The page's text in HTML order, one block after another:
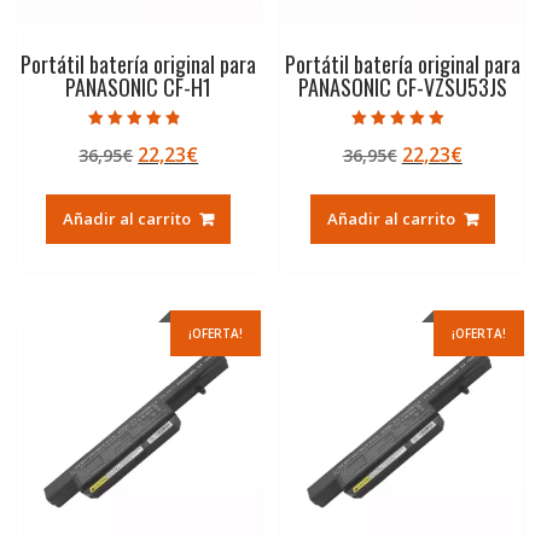
Portátil batería original para
PANASONIC CF-H1
4.50
de 5
36,95€ El
original
era:
22,23€El
actual
es:
Añadir al carrito
Portátil batería original para
PANASONIC CF-VZSU53JS
5.00
de 5
36,95€ El
original
era:
22,23€El
actual
es:
Añadir al carrito
¡OFERTA! ¡OFERTA!